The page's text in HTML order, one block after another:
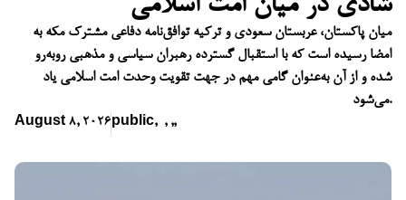
میان پاکستان، عربستان سعودی و ترکیه توافق‌نامه دفاعی مشترک مکه به
امضا رسیده است که با استقبال گسترده رهبران سیاسی و مذهبی روبه‌رو
شده و از آن به‌عنوان گامی مهم در جهت تقویت وحدت امت اسلامی یاد
می‌شود.
August 8, 2026 public, ,,,